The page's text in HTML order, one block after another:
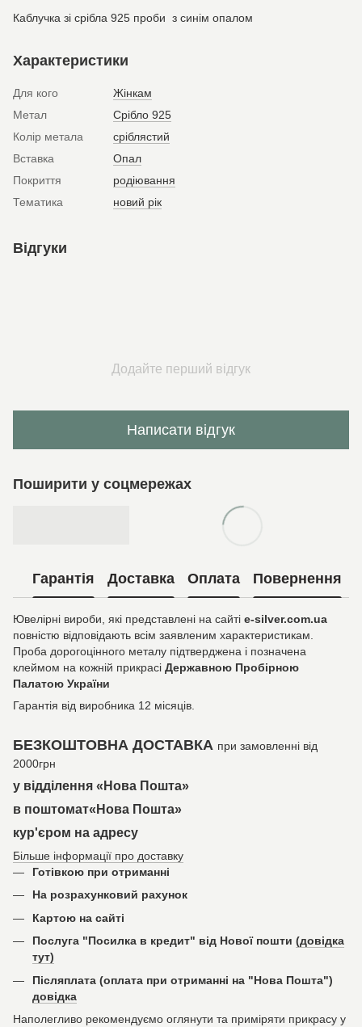
Каблучка зі срібла 925 проби з синім опалом
Характеристики
Для кого
Жінкам
Метал
Срібло 925
Колір метала
сріблястий
Вставка
Опал
Покриття
родіювання
Тематика
новий рік
Відгуки
Додайте перший відгук
Написати відгук
Поширити у соцмережах
Гарантія Доставка Оплата Повернення
Ювелірні вироби, які представлені на сайті e-silver.com.ua
повністю відповідають всім заявленим характеристикам.
Проба дорогоцінного металу підтверджена і позначена
клеймом на кожній прикрасі Державною Пробірною
Палатою України
Гарантія від виробника 12 місяців.
БЕЗКОШТОВНА ДОСТАВКА при замовленні від
2000грн
у відділення «Нова Пошта»
в поштомат«Нова Пошта»
кур'єром на адресу
Більше інформації про доставку
Готівкою при отриманні
На розрахунковий рахунок
Картою на сайті
Послуга "Посилка в кредит" від Нової пошти (довідка
тут)
Післяплата (оплата при отриманні на "Нова Пошта")
довідка
Наполегливо рекомендуємо оглянути та приміряти прикрасу у